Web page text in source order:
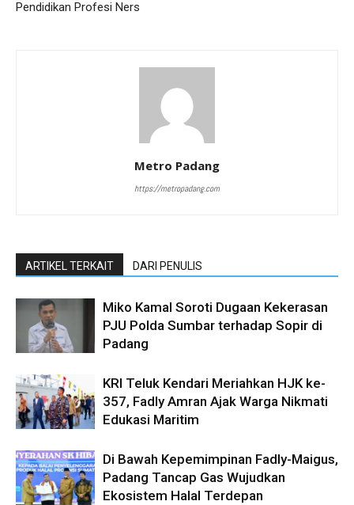
Pendidikan Profesi Ners
Metro Padang
https://metropadang.com
ARTIKEL TERKAIT DARI PENULIS
Miko Kamal Soroti Dugaan Kekerasan
PJU Polda Sumbar terhadap Sopir di
Padang
KRI Teluk Kendari Meriahkan HJK ke-
357, Fadly Amran Ajak Warga Nikmati
Edukasi Maritim
Di Bawah Kepemimpinan Fadly-Maigus,
Padang Tancap Gas Wujudkan
Ekosistem Halal Terdepan